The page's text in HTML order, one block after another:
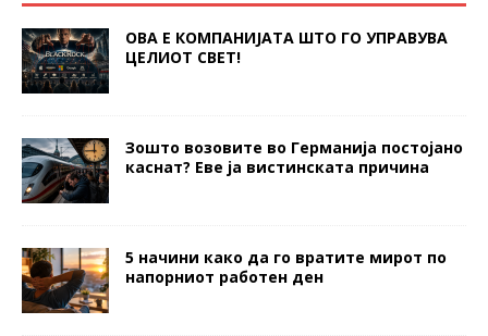
ОВА Е КОМПАНИЈАТА ШТО ГО УПРАВУВА
ЦЕЛИОТ СВЕТ!
Зошто возовите во Германија постојано
каснат? Еве ја вистинската причина
5 начини како да го вратите мирот по
напорниот работен ден